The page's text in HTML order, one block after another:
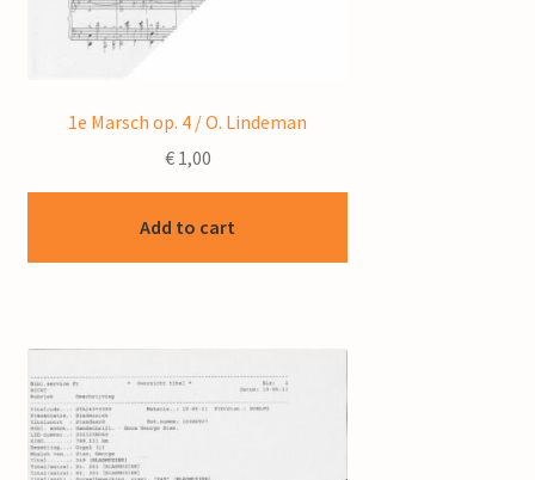
1e Marsch op. 4 / O. Lindeman
€1,00
Add to cart